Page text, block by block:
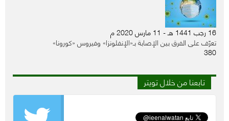
16 رجب 1441 هـ - 11 مارس 2020 م
تعرّف على الفرق بين الإصابة بـ«الإنفلونزا» وفيروس «كورونا»
380
تابعنا من خلال تويتر